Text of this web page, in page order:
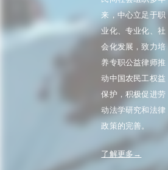
来，中心立足于职
业化、专业化、社
会化发展，致力培
养专职公益律师推
动中国农民工权益
保护，积极促进劳
动法学研究和法律
政策的完善。
了解更多→